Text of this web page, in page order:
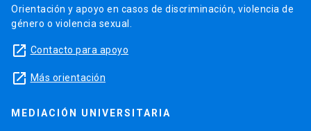
Orientación y apoyo en casos de discriminación, violencia de
género o violencia sexual.
launch Contacto para apoyo
launch Más orientación
MEDIACIÓN UNIVERSITARIA